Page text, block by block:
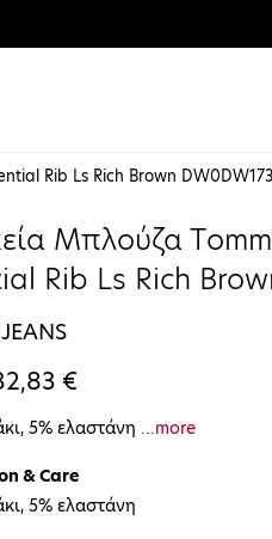
Rib Ls Rich Brown
Μπλούζα
Rib Ls Rich
€
5% ελαστάνη ...more
& Care
5% ελαστάνη